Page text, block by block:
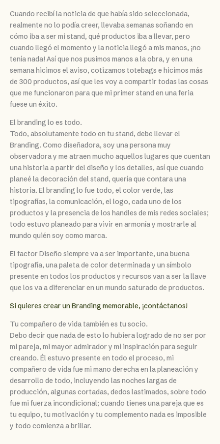
Cuando recibí la noticia de que había sido seleccionada,
realmente no lo podía creer, llevaba semanas soñando en
cómo iba a ser mi stand, qué productos iba a llevar, pero
cuando llegó el momento y la noticia llegó a mis manos, ¡no
tenía nada! Así que nos pusimos manos a la obra, y en una
semana hicimos el aviso, cotizamos totebags e hicimos más
de 300 productos, así que les voy a compartir todas las cosas
que me funcionaron para que mi primer stand en una feria
fuese un éxito.
El branding lo es todo.
Todo, absolutamente todo en tu stand, debe llevar el
Branding. Como diseñadora, soy una persona muy
observadora y me atraen mucho aquellos lugares que cuentan
una historia a partir del diseño y los detalles, así que cuando
planeé la decoración del stand, quería que contara una
historia. El branding lo fue todo, el color verde, las
tipografías, la comunicación, el logo, cada uno de los
productos y la presencia de los handles de mis redes sociales;
todo estuvo planeado para vivir en armonía y mostrarle al
mundo quién soy como marca.
El factor Diseño siempre va a ser importante, una buena
tipografía, una paleta de color determinada y un símbolo
presente en todos los productos y recursos van a ser la llave
que los va a diferenciar en un mundo saturado de productos.
Si quieres crear un Branding memorable, ¡contáctanos!
Tu compañero de vida también es tu socio.
Debo decir que nada de esto lo hubiera logrado de no ser por
mi pareja, mi mayor admirador y mi inspiración para seguir
creando. Él estuvo presente en todo el proceso, mi
compañero de vida fue mi mano derecha en la planeación y
desarrollo de todo, incluyendo las noches largas de
producción, algunas cortadas, dedos lastimados, sobre todo
fue mi fuerza incondicional; cuando tienes una pareja que es
tu equipo, tu motivación y tu complemento nada es imposible
y todo comienza a brillar.